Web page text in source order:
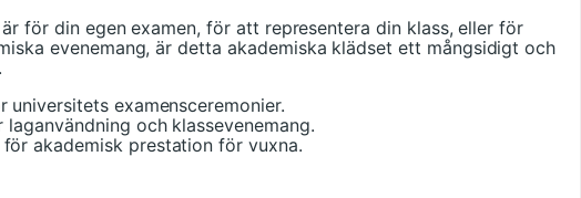
för din egen examen, för att representera din klass, eller för
evenemang, är detta akademiska klädset ett mångsidigt och
universitets examensceremonier.
laganvändning och klassevenemang.
för akademisk prestation för vuxna.